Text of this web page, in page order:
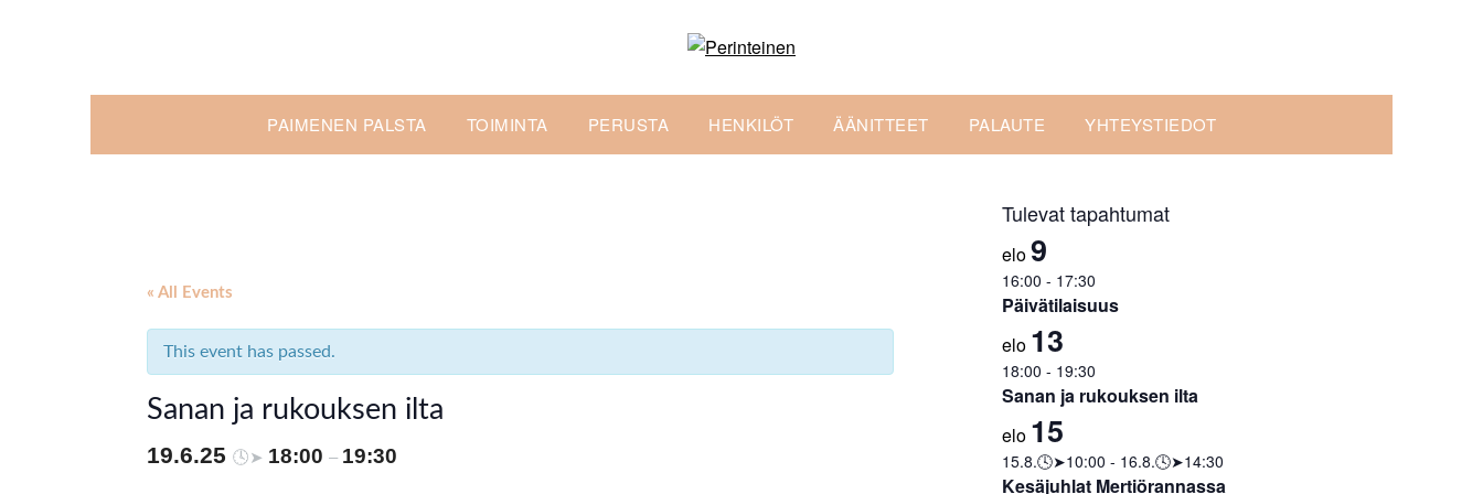
PAIMENEN PALSTA TOIMINTA PERUSTA HENKILÖT ÄÄNITTEET PALAUTE YHTEYSTIEDOT
« All Events
This event has passed.
Sanan ja rukouksen ilta
19.6.25🕓➤ 18:00– 19:30
Tulevat tapahtumat
elo9
16:00 - 17:30
Päivätilaisuus
elo 13
18:00 - 19:30
Sanan ja rukouksen ilta
elo 15
15.8.🕓➤10:00 - 16.8.🕓➤14:30
Kesäjuhlat Mertiörannassa